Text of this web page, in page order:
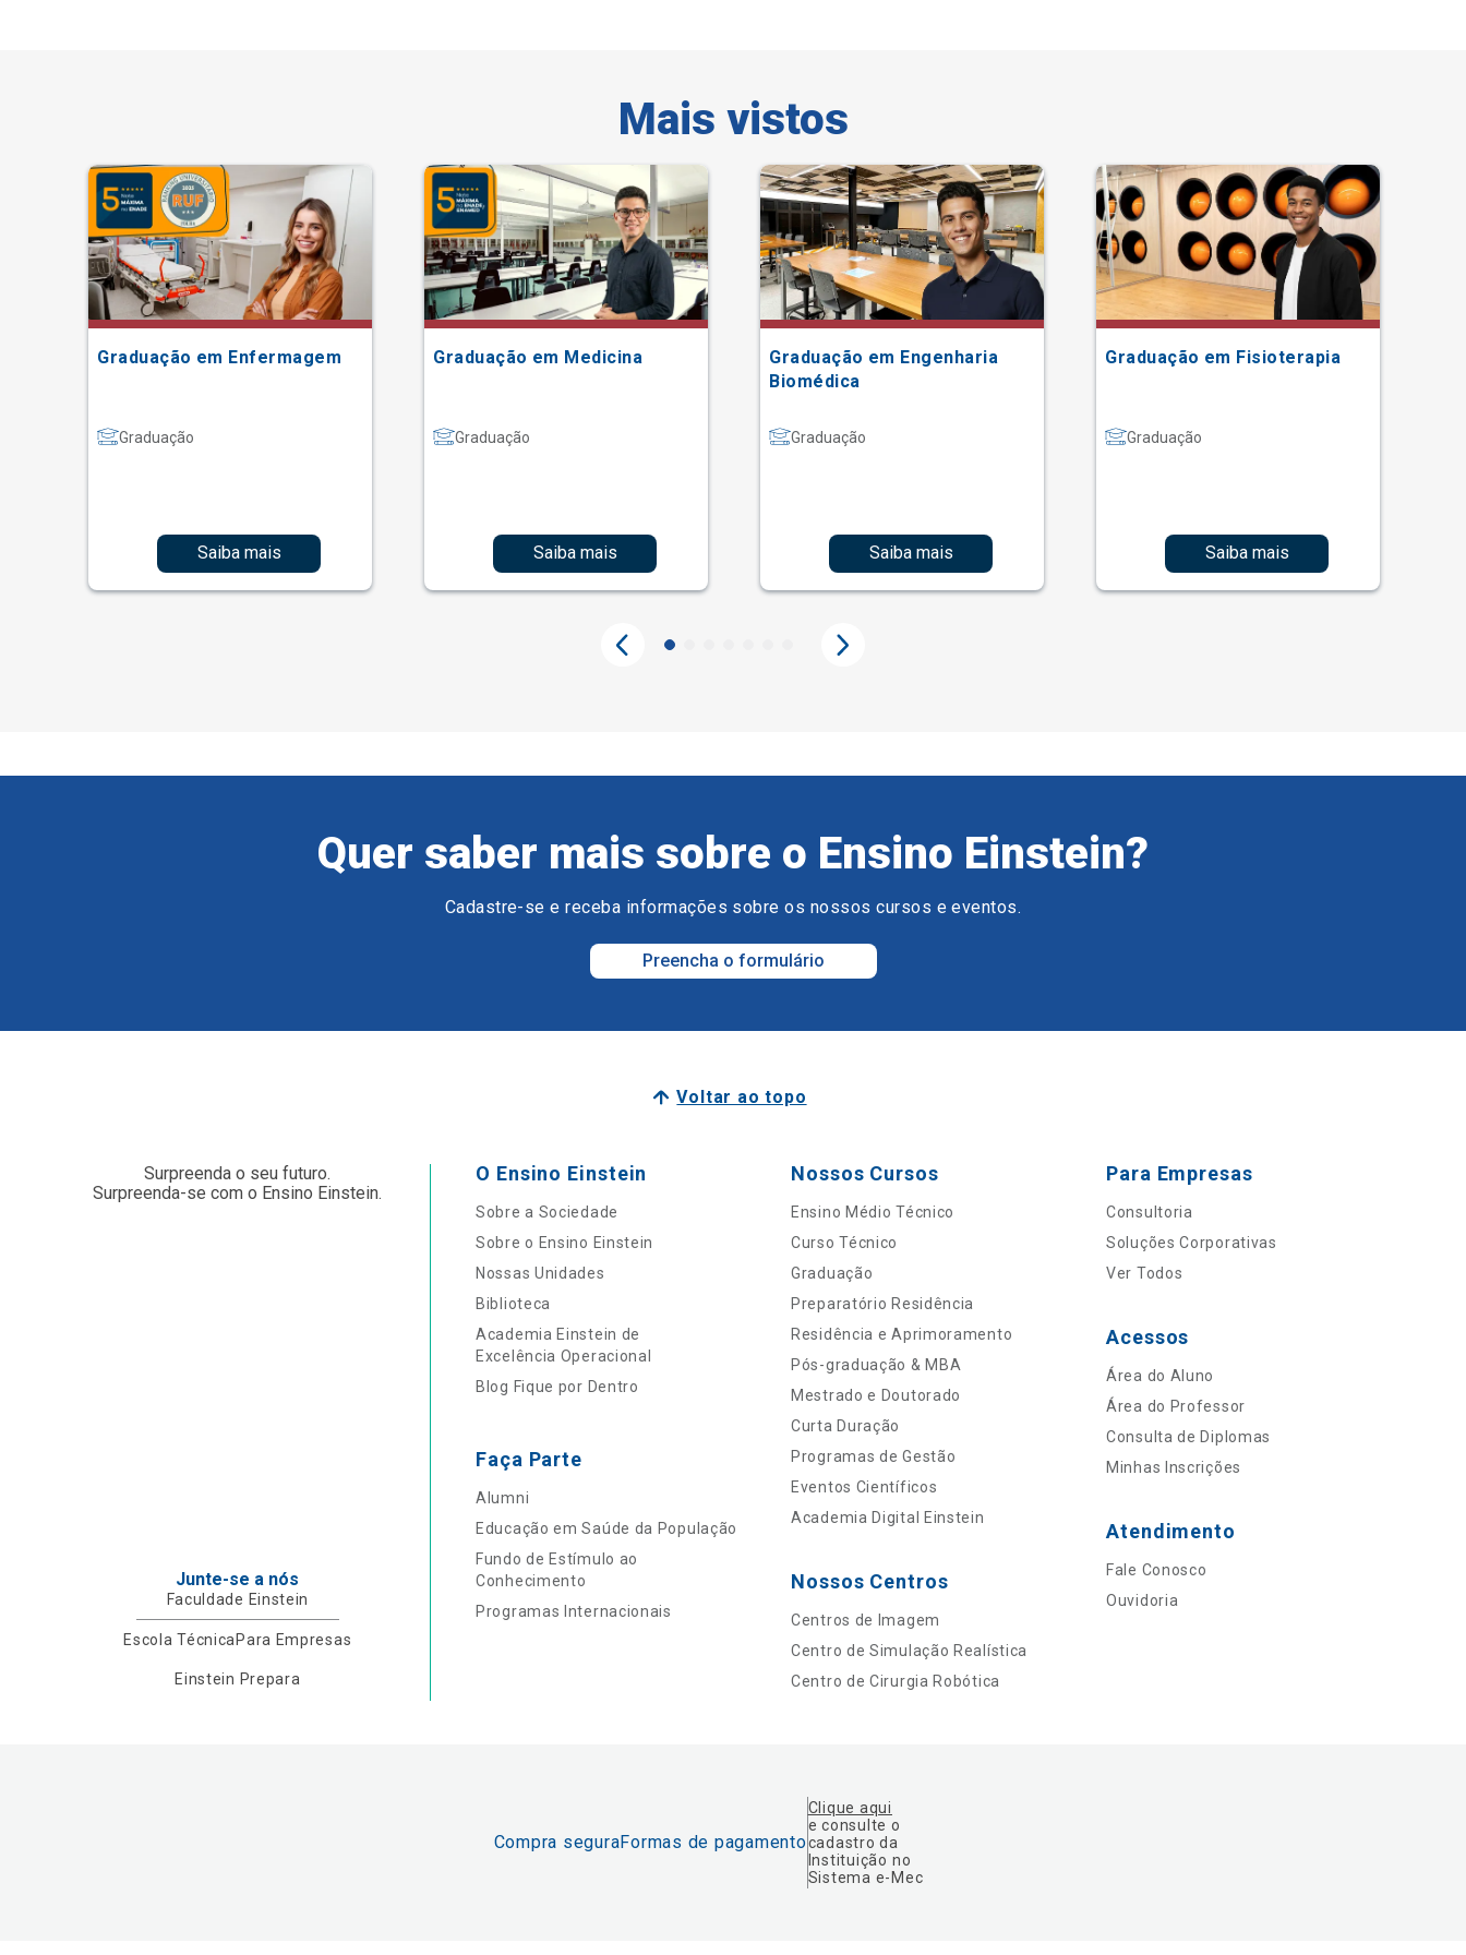
Mais vistos
Graduação em Enfermagem
Graduação
Saiba mais
Graduação em Medicina
Graduação
Saiba mais
Graduação em Engenharia
Biomédica
Graduação
Saiba mais
Graduação em Fisioterapia
Graduação
Saiba mais
Quer saber mais sobre o Ensino Einstein?
Cadastre-se e receba informações sobre os nossos cursos e eventos.
Preencha o formulário
Voltar ao topo
Surpreenda o seu futuro.
Surpreenda-se com o Ensino Einstein.
Junte-se a nós
Faculdade Einstein
Escola Técnica Para Empresas
Einstein Prepara
O Ensino Einstein
Sobre a Sociedade
Sobre o Ensino Einstein
Nossas Unidades
Biblioteca
Academia Einstein de
Excelência Operacional
Blog Fique por Dentro
Faça Parte
Alumni
Educação em Saúde da População
Fundo de Estímulo ao
Conhecimento
Programas Internacionais
Nossos Cursos
Ensino Médio Técnico
Curso Técnico
Graduação
Preparatório Residência
Residência e Aprimoramento
Pós-graduação & MBA
Mestrado e Doutorado
Curta Duração
Programas de Gestão
Eventos Científicos
Academia Digital Einstein
Nossos Centros
Centros de Imagem
Centro de Simulação Realística
Centro de Cirurgia Robótica
Para Empresas
Consultoria
Soluções Corporativas
Ver Todos
Acessos
Área do Aluno
Área do Professor
Consulta de Diplomas
Minhas Inscrições
Atendimento
Fale Conosco
Ouvidoria
Compra seguraFormas de pagamento
Clique aqui
e consulte o
cadastro da
Instituição no
Sistema e-Mec